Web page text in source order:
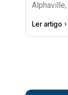
Ler artigo